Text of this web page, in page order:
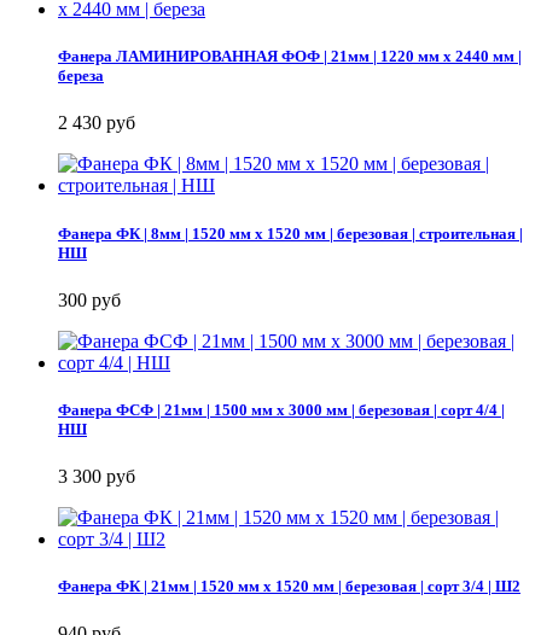
Фанера ЛАМИНИРОВАННАЯ ФОФ | 21мм | 1220 мм х 2440 мм |
береза
2 430 руб
Фанера ФК | 8мм | 1520 мм х 1520 мм | березовая | строительная |
НШ
300 руб
Фанера ФСФ | 21мм | 1500 мм х 3000 мм | березовая | сорт 4/4 |
НШ
3 300 руб
Фанера ФК | 21мм | 1520 мм х 1520 мм | березовая | сорт 3/4 | Ш2